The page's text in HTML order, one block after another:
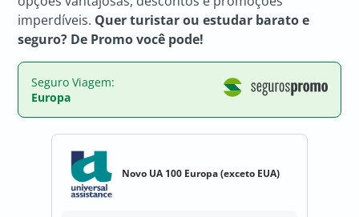
imperdíveis. Quer turistar ou estudar barato e
seguro? De Promo você pode!
Seguro Viagem:
Europa
Novo UA 100 Europa (exceto EUA)